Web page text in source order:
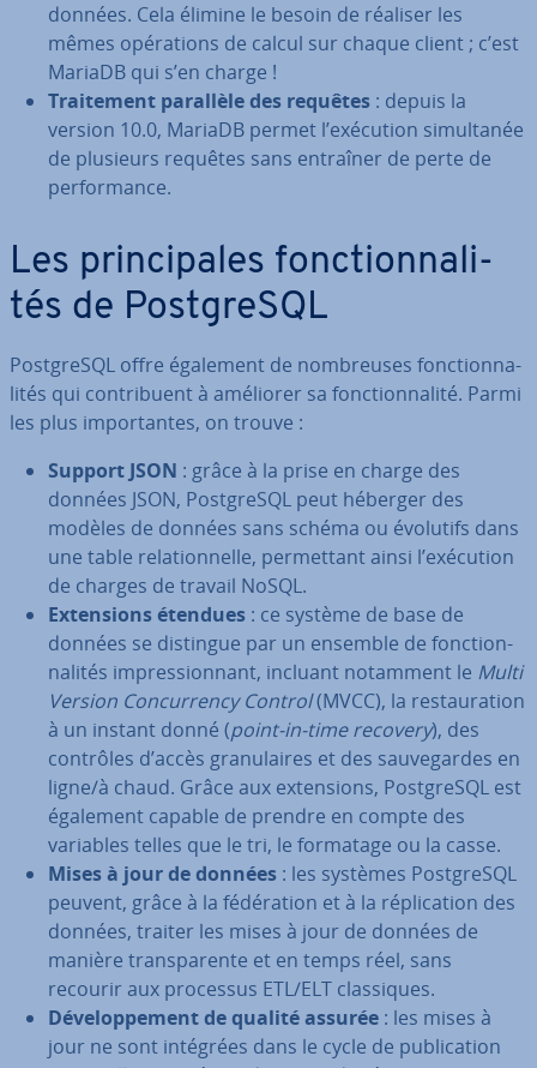
données. Cela élimine le besoin de réaliser les
mêmes opé­ra­tions de calcul sur chaque client ; c’est
MariaDB qui s’en charge !
Trai­te­ment parallèle des requêtes : depuis la
version 10.0, MariaDB permet l’exécution si­mul­ta­née
de plusieurs requêtes sans entraîner de perte de
per­for­mance.
Les prin­ci­pales fonc­tion­na­li­
tés de Post­greSQL
Post­greSQL offre également de nom­breuses fonc­tion­na­
li­tés qui con­tri­buent à améliorer sa fonc­tion­na­lité. Parmi
les plus im­por­tantes, on trouve :
Support JSON : grâce à la prise en charge des
données JSON, Post­greSQL peut héberger des
modèles de données sans schéma ou évolutifs dans
une table re­la­tion­nelle, per­met­tant ainsi l’exécution
de charges de travail NoSQL.
Ex­ten­sions étendues : ce système de base de
données se distingue par un ensemble de fonc­tion­
na­li­tés im­pres­sion­nant, incluant notamment le Multi
Version Con­cur­rency Control(MVCC), la res­tau­ra­tion
à un instant donné (point-in-time recovery), des
contrôles d’accès gra­nu­laires et des sau­ve­gardes en
ligne/à chaud. Grâce aux ex­ten­sions, Post­greSQL est
également capable de prendre en compte des
variables telles que le tri, le formatage ou la casse.
Mises à jour de données : les systèmes Post­greSQL
peuvent, grâce à la fé­dé­ra­tion et à la ré­pli­ca­tion des
données, traiter les mises à jour de données de
manière trans­pa­rente et en temps réel, sans
recourir aux processus ETL/ELT clas­siques.
Dé­ve­lop­pe­ment de qualité assurée : les mises à
jour ne sont intégrées dans le cycle de pu­bli­ca­tion